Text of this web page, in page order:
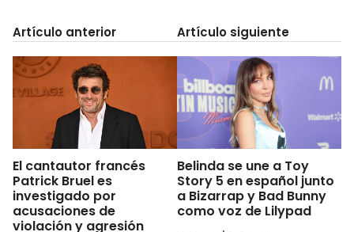
Artículo anterior
El cantautor francés
Patrick Bruel es
investigado por
acusaciones de
violación y agresión
Artículo siguiente
Belinda se une a Toy
Story 5 en español junto
a Bizarrap y Bad Bunny
como voz de Lilypad